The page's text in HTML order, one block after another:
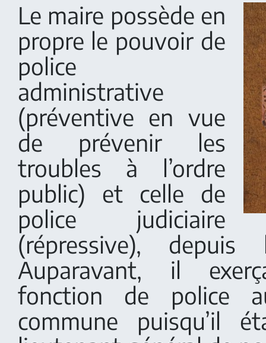
Le maire possède en
propre le pouvoir de
police
administrative
(préventive en vue
de prévenir les
troubles à l’ordre
public) et celle de
police judiciaire
(répressive), depuis
Auparavant, il
fonction de police
commune puisqu’il